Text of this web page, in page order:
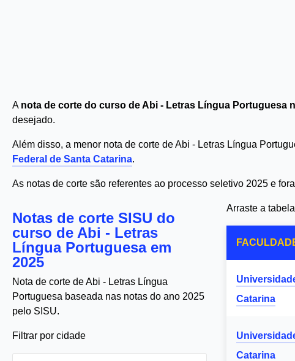
A nota de corte do curso de Abi - Letras Língua Portuguesa
desejado.
Além disso, a menor nota de corte de Abi - Letras Língua
Federal de Santa Catarina.
As notas de corte são referentes ao processo seletivo 2025 e
Notas de corte SISU do
curso de Abi - Letras
Língua Portuguesa em
2025
Nota de corte de Abi - Letras Língua
Portuguesa baseada nas notas do ano 2025
pelo SISU.
Filtrar por cidade
Arraste a
Catarina
Catarina